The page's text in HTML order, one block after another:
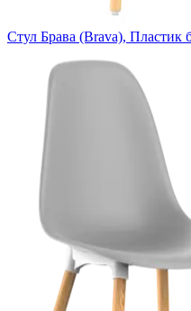
Стул Брава (Brava), Пластик